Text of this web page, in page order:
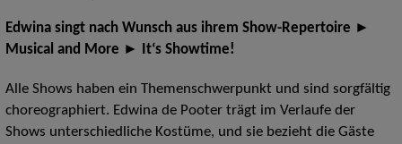
Edwina singt nach Wunsch aus ihrem Show-Repertoire ►
Musical and More ► It‘s Showtime!
Alle Shows haben ein Themenschwerpunkt und sind sorgfältig
choreographiert. Edwina de Pooter trägt im Verlaufe der
Shows unterschiedliche Kostüme, und sie bezieht die Gäste